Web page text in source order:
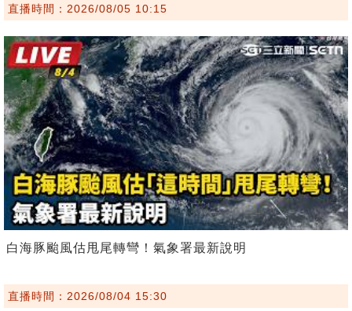
直播時間：2026/08/05 10:15
白海豚颱風估甩尾轉彎！氣象署最新說明
直播時間：2026/08/04 15:30